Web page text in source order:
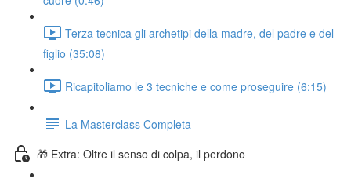
Terza tecnica gli archetipi della madre, del padre e del
figlio (35:08)
Ricapitoliamo le 3 tecniche e come proseguire (6:15)
La Masterclass Completa
🎁 Extra: Oltre il senso di colpa, il perdono